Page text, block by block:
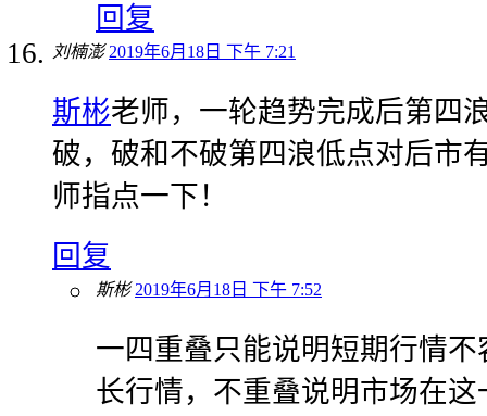
回复
刘楠澎 2019年6月18日 下午 7:21
斯彬老师，一轮趋势完成后第四
破，破和不破第四浪低点对后市
师指点一下！
回复
斯彬 2019年6月18日 下午 7:52
一四重叠只能说明短期行情
长行情，不重叠说明市场在